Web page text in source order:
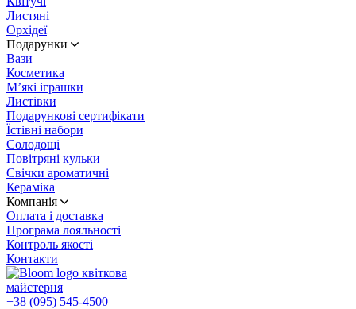
Листяні
Орхідеї
Подарунки
Вази
Косметика
М’які іграшки
Листівки
Подарункові сертифікати
Їстівні набори
Солодощі
Повітряні кульки
Свічки ароматичні
Кераміка
Компанія
Оплата і доставка
Програма лояльності
Контроль якості
Контакти
квіткова
майстерня
+38 (095) 545-4500